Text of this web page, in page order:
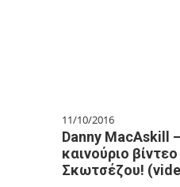
11/10/2016
Danny MacAskill
καινούριο
Σκωτσέζου!